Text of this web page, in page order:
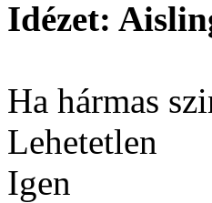
Idézet:
Ha hármas
Lehetetlen
Igen